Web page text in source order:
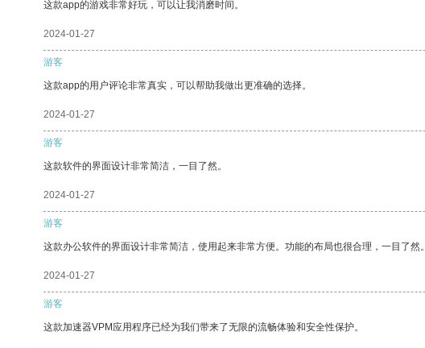
这款app的游戏非常好玩，可以让我消磨时间。
2024-01-27
游客
这款app的用户评论非常真实，可以帮助我做出更准确的选择。
2024-01-27
游客
这款软件的界面设计非常简洁，一目了然。
2024-01-27
游客
这款办公软件的界面设计非常简洁，使用起来非常方便。功能的布局也很合理，一目了然。
2024-01-27
游客
这款加速器VPM应用程序已经为我们带来了无限的流畅体验和安全性保护。